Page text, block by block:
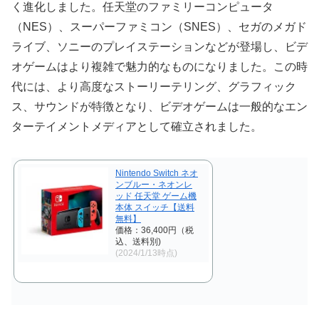
く進化しました。任天堂のファミリーコンピュータ
（NES）、スーパーファミコン（SNES）、セガのメガド
ライブ、ソニーのプレイステーションなどが登場し、ビデ
オゲームはより複雑で魅力的なものになりました。この時
代には、より高度なストーリーテリング、グラフィック
ス、サウンドが特徴となり、ビデオゲームは一般的なエン
ターテイメントメディアとして確立されました。
Nintendo Switch ネオ
ンブルー・ネオンレ
ッド 任天堂 ゲーム機
本体 スイッチ【送料
無料】
価格：36,400円（税
込、送料別)
(2024/1/13時点)